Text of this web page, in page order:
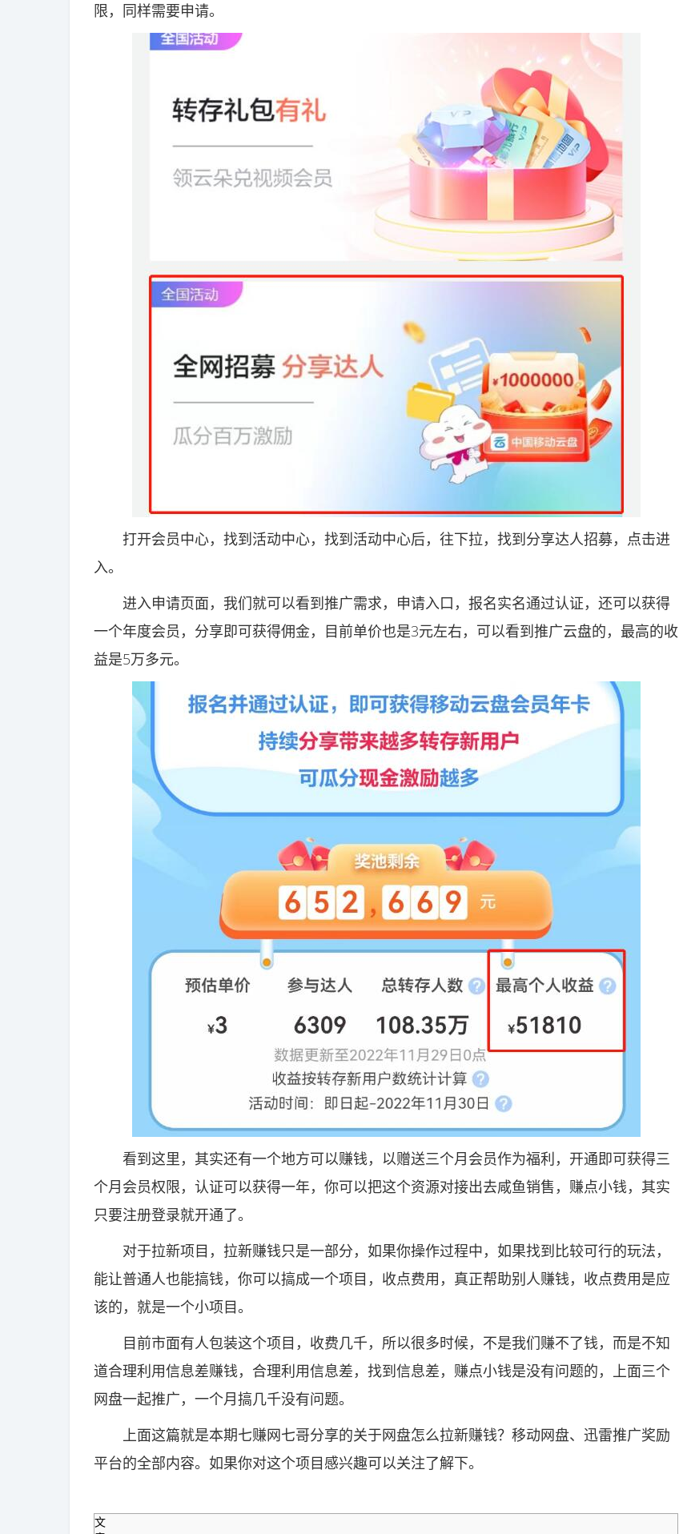
限，同样需要申请。
打开会员中心，找到活动中心，找到活动中心后，往下拉，找到分享达人招募，点击进
入。
进入申请页面，我们就可以看到推广需求，申请入口，报名实名通过认证，还可以获得
一个年度会员，分享即可获得佣金，目前单价也是3元左右，可以看到推广云盘的，最高的收
益是5万多元。
看到这里，其实还有一个地方可以赚钱，以赠送三个月会员作为福利，开通即可获得三
个月会员权限，认证可以获得一年，你可以把这个资源对接出去咸鱼销售，赚点小钱，其实
只要注册登录就开通了。
对于拉新项目，拉新赚钱只是一部分，如果你操作过程中，如果找到比较可行的玩法，
能让普通人也能搞钱，你可以搞成一个项目，收点费用，真正帮助别人赚钱，收点费用是应
该的，就是一个小项目。
目前市面有人包装这个项目，收费几千，所以很多时候，不是我们赚不了钱，而是不知
道合理利用信息差赚钱，合理利用信息差，找到信息差，赚点小钱是没有问题的，上面三个
网盘一起推广，一个月搞几千没有问题。
上面这篇就是本期七赚网七哥分享的关于网盘怎么拉新赚钱？移动网盘、迅雷推广奖励
平台的全部内容。如果你对这个项目感兴趣可以关注了解下。
文